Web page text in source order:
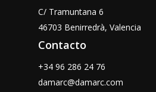
C/ Tramuntana 6
46703 Benirredrà, Valencia
Contacto
+34 96 286 24 76
damarc@damarc.com